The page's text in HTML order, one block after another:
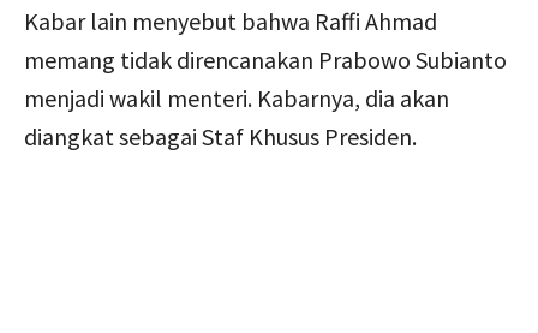
Kabar lain menyebut bahwa Raffi Ahmad
memang tidak direncanakan Prabowo Subianto
menjadi wakil menteri. Kabarnya, dia akan
diangkat sebagai Staf Khusus Presiden.